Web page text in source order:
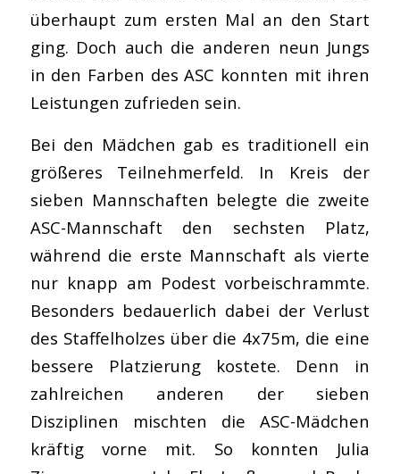
überhaupt zum ersten Mal an den Start
ging. Doch auch die anderen neun Jungs
in den Farben des ASC konnten mit ihren
Leistungen zufrieden sein.
Bei den Mädchen gab es traditionell ein
größeres Teilnehmerfeld. In Kreis der
sieben Mannschaften belegte die zweite
ASC-Mannschaft den sechsten Platz,
während die erste Mannschaft als vierte
nur knapp am Podest vorbeischrammte.
Besonders bedauerlich dabei der Verlust
des Staffelholzes über die 4x75m, die eine
bessere Platzierung kostete. Denn in
zahlreichen anderen der sieben
Disziplinen mischten die ASC-Mädchen
kräftig vorne mit. So konnten Julia